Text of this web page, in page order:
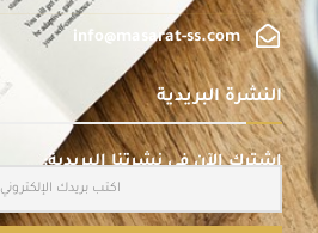
info@masarat-ss.com
النشرة البريدية
اشترك الآن في نشرتنا البريدية: